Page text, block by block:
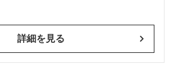
詳細を見る